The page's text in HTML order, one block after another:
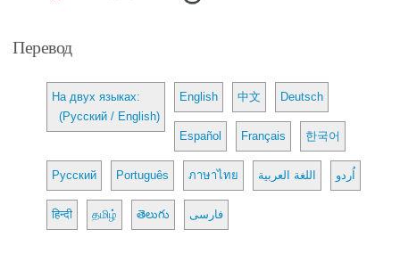
Перевод
На двух языках:
(Русский / English)
English 中文 Deutsch
Español Français 한국어
Русский Português ภาษาไทย اللغة العربية اُردو
हिन्दी தமிழ் తెలుగు فارسی